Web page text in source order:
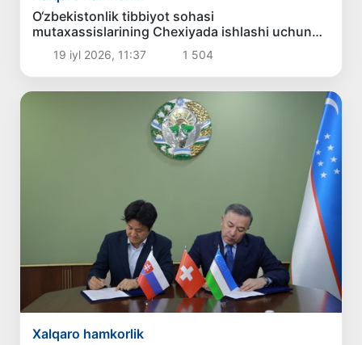
O‘zbekistonlik tibbiyot sohasi
mutaxassislarining Chexiyada ishlashi uchun
imkoniyat yaratiladi
19 iyl 2026, 11:37 1 504
Xalqaro hamkorlik